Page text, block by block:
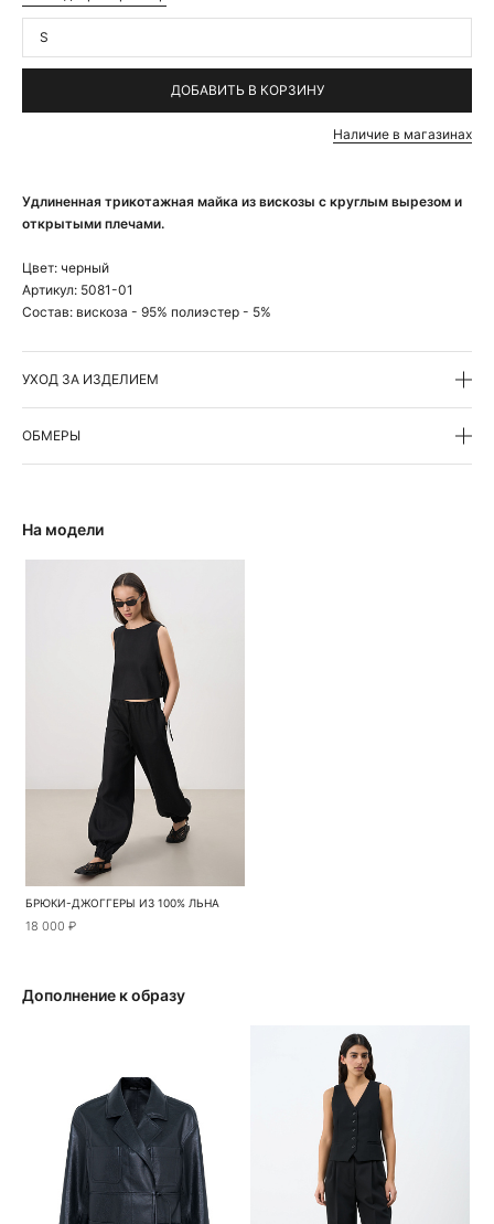
Удлиненная трикотажная майка из вискозы c круглым вырезом и
открытыми плечами.
Цвет: черный
Артикул: 5081-01
Состав: вискоза - 95% полиэстер - 5%
УХОД ЗА ИЗДЕЛИЕМ
ОБМЕРЫ
S
ДОБАВИТЬ В КОРЗИНУ
Наличие в магазинах
На модели
БРЮКИ-ДЖОГГЕРЫ ИЗ 100% ЛЬНА
18 000 ₽
Дополнение к образу